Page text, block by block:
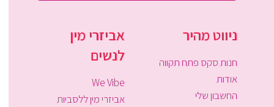
ניווט מהיר
חנות סקס פתח תקווה
אודות
החשבון שלי
אביזרי מין
לנשים
We Vibe
אביזרי מין ללסביות